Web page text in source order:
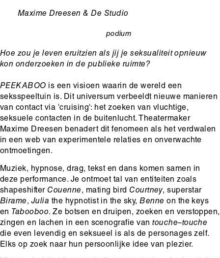
Ondertitel
Maxime Dreesen & De Studio
podium
Hoe zou je leven eruitzien als jij je seksualiteit opnieuw
kon onderzoeken in de publieke ruimte?
PEEKABOO is een visioen waarin de wereld een
seksspeeltuin is. Dit universum verbeeldt nieuwe manieren
van contact via 'cruising': het zoeken van vluchtige,
seksuele contacten in de buitenlucht. Theatermaker
Maxime Dreesen benadert dit fenomeen als het verdwalen
in een web van experimentele relaties en onverwachte
ontmoetingen.
Muziek, hypnose, drag, tekst en dans komen samen in
deze performance. Je ontmoet tal van entiteiten zoals
shapeshifter Couenne, mating bird Courtney, superstar
Birame, Julia the hypnotist in the sky,Benne on the keys
en Tabooboo. Ze botsen en druipen, zoeken en verstoppen,
zingen en lachen in een scenografie vantouche–touche
die even levendig en seksueel is als de personages zelf.
Elks op zoek naar hun persoonlijke idee van plezier.